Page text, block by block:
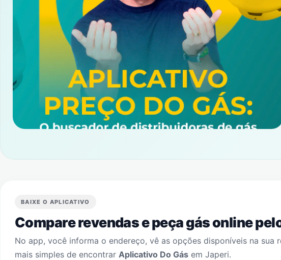
BAIXE O APLICATIVO
Compare revendas e peça gás online
No app, você informa o endereço, vê as opções disponíveis na
mais simples de encontrar Aplicativo Do Gás em Japeri.